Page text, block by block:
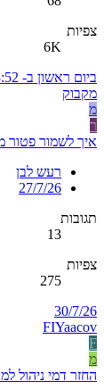
צפיות
6K
ביום ראשון ב- 13:52
מקבוק
מ
ר
איך לשמור פטור
רעש לבן
27/7/26
תגובות
13
צפיות
275
30/7/26
FIYaacov
F
מ
החזר דמי ניהול